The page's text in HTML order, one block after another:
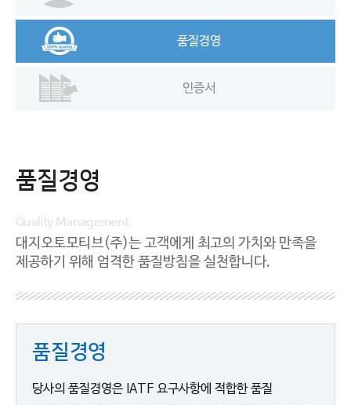
환경/품질경영
품질경영
인증서
품질경영
Quality Management
대지오토모티브(주)는 고객에게 최고의 가치와 만족을
제공하기 위해 엄격한 품질방침을 실천합니다.
품질경영
당사의 품질경영은 IATF 요구사항에 적합한 품질